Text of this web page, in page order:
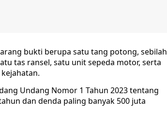
bukti berupa satu tang potong, sebilah
tas ransel, satu unit sepeda motor, serta
Undang Nomor 1 Tahun 2023 tentang
dan denda paling banyak 500 juta